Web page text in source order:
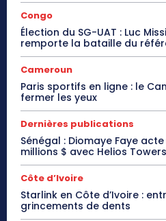
Congo
Élection du SG-UAT : Luc
remporte la bataille du
Cameroun
Paris sportifs en ligne : le
fermer les yeux
Dernières publications
Sénégal : Diomaye Faye
millions $ avec Helios Towers
Côte d’Ivoire
Starlink en Côte d’Ivoire :
grincements de dents